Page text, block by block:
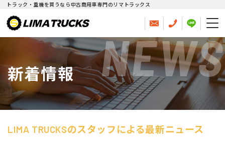
トラック・重機を買うなら中古商用車専門のリマトラックス
新着情報 NEWS
LIMA TRUCKSのスタッフによる最新ニュース